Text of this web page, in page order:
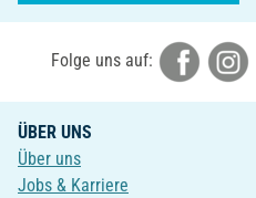
Folge uns auf:
ÜBER UNS
Über uns
Jobs & Karriere